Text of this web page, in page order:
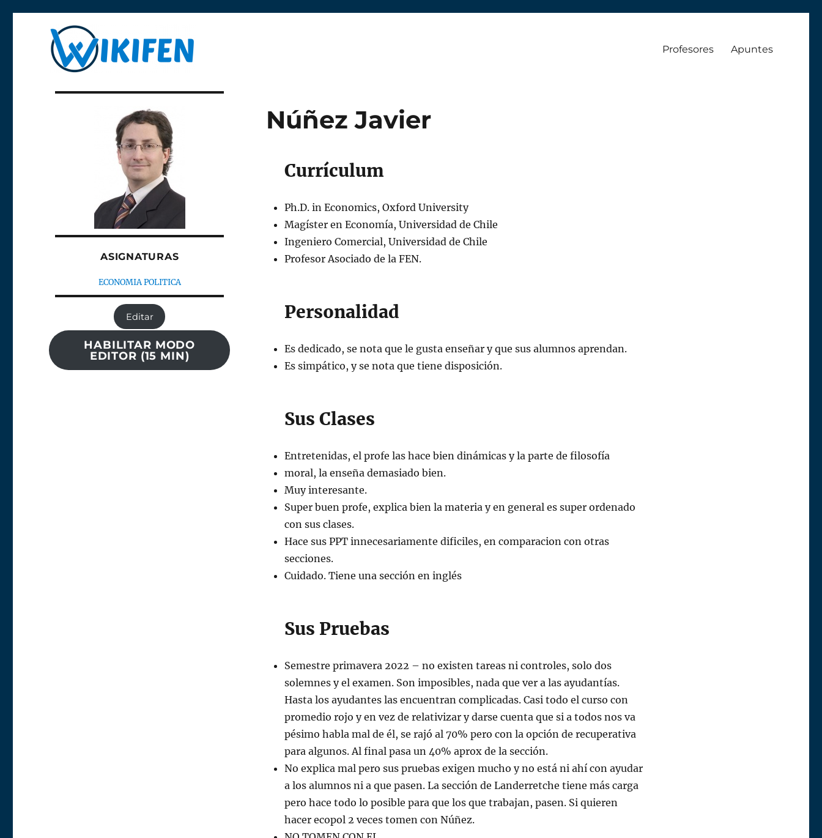
Wikifen
Profesores Apuntes
Núñez Javier
Currículum
Ph.D. in Economics, Oxford University
Magíster en Economía, Universidad de Chile
Ingeniero Comercial, Universidad de Chile
Profesor Asociado de la FEN.
Personalidad
Es dedicado, se nota que le gusta enseñar y que sus alumnos aprendan.
Es simpático, y se nota que tiene disposición.
Sus Clases
Entretenidas, el profe las hace bien dinámicas y la parte de filosofía
moral, la enseña demasiado bien.
Muy interesante.
Super buen profe, explica bien la materia y en general es super ordenado
con sus clases.
Hace sus PPT innecesariamente dificiles, en comparacion con otras
secciones.
Cuidado. Tiene una sección en inglés
Sus Pruebas
Semestre primavera 2022 – no existen tareas ni controles, solo dos
solemnes y el examen. Son imposibles, nada que ver a las ayudantías.
Hasta los ayudantes las encuentran complicadas. Casi todo el curso con
promedio rojo y en vez de relativizar y darse cuenta que si a todos nos va
pésimo habla mal de él, se rajó al 70% pero con la opción de recuperativa
para algunos. Al final pasa un 40% aprox de la sección.
No explica mal pero sus pruebas exigen mucho y no está ni ahí con ayudar
a los alumnos ni a que pasen. La sección de Landerretche tiene más carga
pero hace todo lo posible para que los que trabajan, pasen. Si quieren
hacer ecopol 2 veces tomen con Núñez.
ASIGNATURAS
ECONOMIA POLITICA
Editar
HABILITAR MODO
EDITOR (15 MIN)